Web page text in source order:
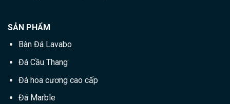
SẢN PHẨM
Bàn Đá Lavabo
Đá Cầu Thang
Đá hoa cương cao cấp
Đá Marble